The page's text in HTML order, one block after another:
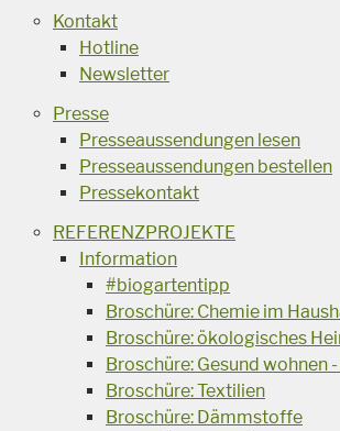
Kontakt
Hotline
Newsletter
Presse
Presseaussendungen lesen
Presseaussendungen bestellen
Pressekontakt
REFERENZPROJEKTE
Information
#biogartentipp
Broschüre: Chemie im
Broschüre: ökologisches
Broschüre: Gesund wohnen
Broschüre: Textilien
Broschüre: Dämmstoffe